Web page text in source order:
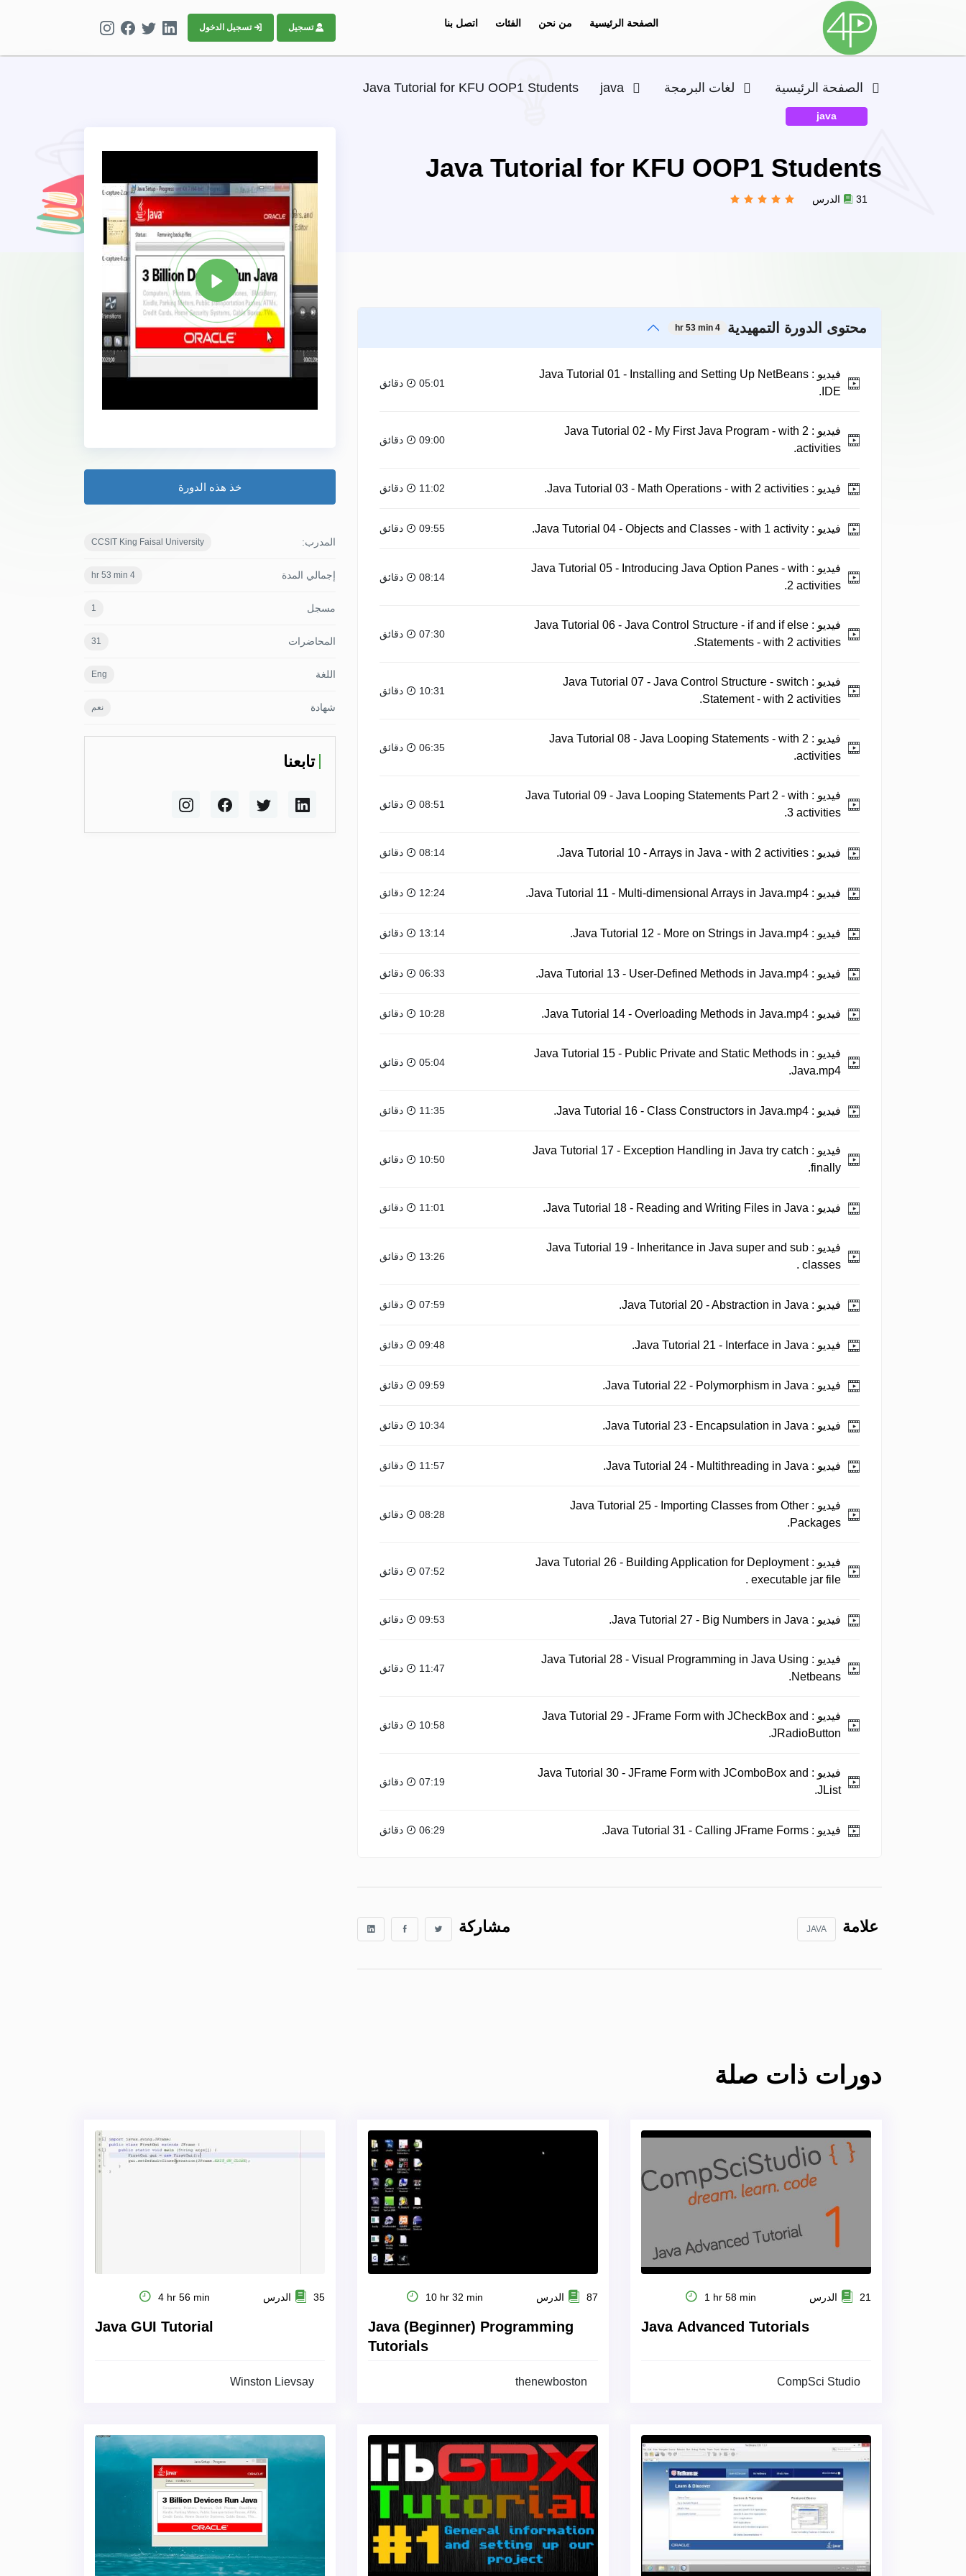
الصفحة الرئيسية من نحن الفئات اتصل بنا تسجيل تسجيل الدخول
الصفحة الرئيسية لغات البرمجة java
Java Tutorial for KFU OOP1 Students
java
Java Tutorial for KFU OOP1 Students
31 الدرس
محتوى الدورة التمهيدية 4 hr 53 min
فيديو : Java Tutorial 01 - Installing and Setting Up NetBeans
IDE.
05:01 دقائق
فيديو : Java Tutorial 02 - My First Java Program - with 2
activities.
09:00 دقائق
فيديو : 11:02 دقائق
فيديو : 09:55 دقائق
فيديو : Java Tutorial 05 - Introducing Java Option Panes - with
2 activities.
08:14 دقائق
فيديو : Java Tutorial 06 - Java Control Structure - if and if else
Statements - with 2 activities.
07:30 دقائق
فيديو : Java Tutorial 07 - Java Control Structure - switch
Statement - with 2 activities.
10:31 دقائق
فيديو : Java Tutorial 08 - Java Looping Statements - with 2
activities.
06:35 دقائق
فيديو : Java Tutorial 09 - Java Looping Statements Part 2 - with
3 activities.
08:51 دقائق
فيديو : 08:14 دقائق
فيديو : 12:24 دقائق
فيديو : 13:14 دقائق
فيديو : 06:33 دقائق
فيديو : 10:28 دقائق
فيديو : Java Tutorial 15 - Public Private and Static Methods in
Java.mp4.
05:04 دقائق
فيديو : 11:35 دقائق
فيديو : Java Tutorial 17 - Exception Handling in Java try catch
finally.
10:50 دقائق
فيديو : 11:01 دقائق
فيديو : Java Tutorial 19 - Inheritance in Java super and sub
classes .
13:26 دقائق
فيديو : 07:59 دقائق
فيديو : 09:48 دقائق
فيديو : 09:59 دقائق
فيديو : 10:34 دقائق
فيديو : 11:57 دقائق
فيديو : Java Tutorial 25 - Importing Classes from Other
Packages.
08:28 دقائق
فيديو : Java Tutorial 26 - Building Application for Deployment
executable jar file .
07:52 دقائق
فيديو : 09:53 دقائق
فيديو : Java Tutorial 28 - Visual Programming in Java Using
Netbeans.
11:47 دقائق
فيديو : Java Tutorial 29 - JFrame Form with JCheckBox and
JRadioButton.
10:58 دقائق
فيديو : Java Tutorial 30 - JFrame Form with JComboBox and
JList.
07:19 دقائق
فيديو : 06:29 دقائق
علامة JAVA مشاركة
خذ هذه الدورة
المدرب: CCSIT King Faisal University
إجمالي المدة 4 hr 53 min
مسجل 1
المحاضرات 31
اللغة Eng
شهادة نعم
تابعنا
دورات ذات صلة
21 الدرس 1 hr 58 min
Java Advanced Tutorials
CompSci Studio
87 الدرس 10 hr 32 min
Java (Beginner) Programming
Tutorials
thenewboston
35 الدرس 4 hr 56 min
Java GUI Tutorial
Winston Lievsay